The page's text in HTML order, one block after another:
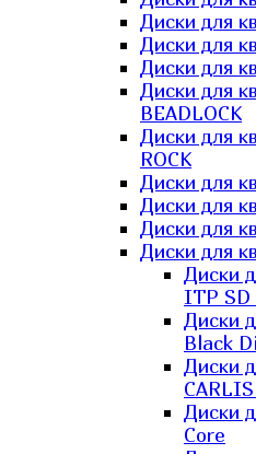
Диски для
Диски для
Диски для
Диски для
BEADLOCK
Диски для
ROCK
Диски для
Диски для
Диски для
Диски для
Диски
ITP SD
Диски
Black
Диски
Диски
Core